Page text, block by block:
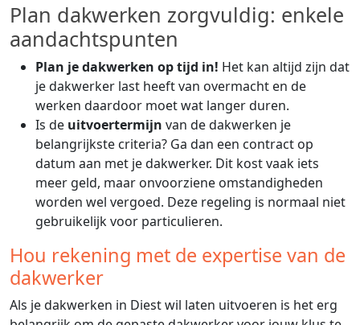
Plan dakwerken zorgvuldig: enkele
aandachtspunten
Plan je dakwerken op tijd in! Het kan altijd zijn dat
je dakwerker last heeft van overmacht en de
werken daardoor moet wat langer duren.
Is de uitvoertermijn van de dakwerken je
belangrijkste criteria? Ga dan een contract op
datum aan met je dakwerker. Dit kost vaak iets
meer geld, maar onvoorziene omstandigheden
worden wel vergoed. Deze regeling is normaal niet
gebruikelijk voor particulieren.
Hou rekening met de expertise van de
dakwerker
Als je dakwerken in Diest wil laten uitvoeren is het erg